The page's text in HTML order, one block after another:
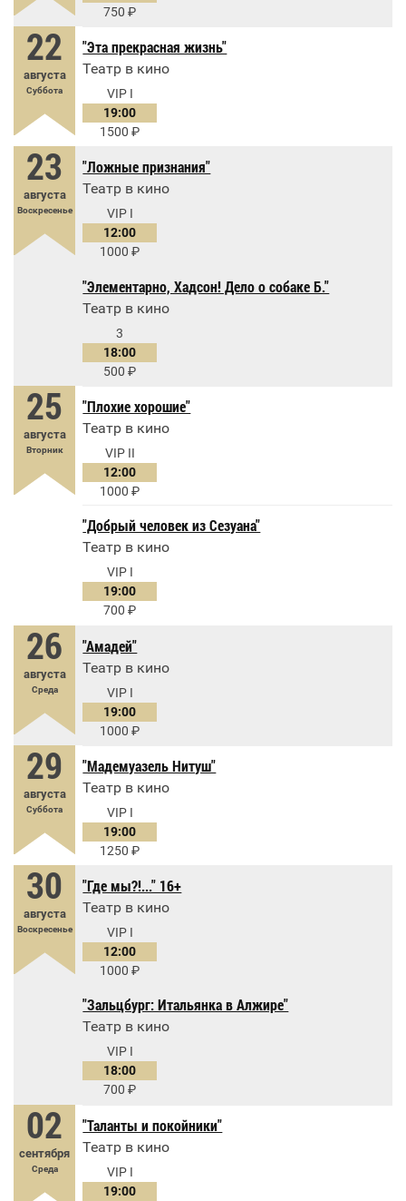
750
22
августа
Суббота
"Эта прекрасная жизнь"
Театр в кино
VIP I
19:00
1500
23
августа
Воскресенье
"Ложные признания"
Театр в кино
VIP I
12:00
1000
"Элементарно, Хадсон! Дело о собаке Б."
Театр в кино
3
18:00
500
25
августа
Вторник
"Плохие хорошие"
Театр в кино
VIP II
12:00
1000
"Добрый человек из Сезуана"
Театр в кино
VIP I
19:00
700
26
августа
Среда
"Амадей"
Театр в кино
VIP I
19:00
1000
29
августа
Суббота
"Мадемуазель Нитуш"
Театр в кино
VIP I
19:00
1250
30
августа
Воскресенье
"Где мы?!..." 16+
Театр в кино
VIP I
12:00
1000
"Зальцбург: Итальянка в Алжире"
Театр в кино
VIP I
18:00
700
02
сентября
Среда
"Таланты и покойники"
Театр в кино
VIP I
19:00